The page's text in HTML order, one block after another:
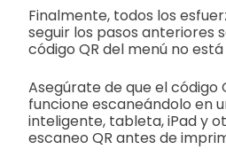
Finalmente, todos los
seguir los pasos anteriores
código QR del menú no
Asegúrate de que el código
funcione escaneándolo en
inteligente, tableta, iPad y
escaneo QR antes de